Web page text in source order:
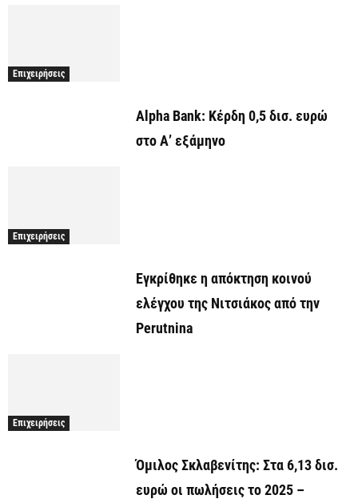
Επιχειρήσεις
Alpha Bank: Κέρδη 0,5 δισ. ευρώ
στο Α’ εξάμηνο
Επιχειρήσεις
Εγκρίθηκε η απόκτηση κοινού
ελέγχου της Νιτσιάκος από την
Perutnina
Επιχειρήσεις
Όμιλος Σκλαβενίτης: Στα 6,13 δισ.
ευρώ οι πωλήσεις το 2025 –